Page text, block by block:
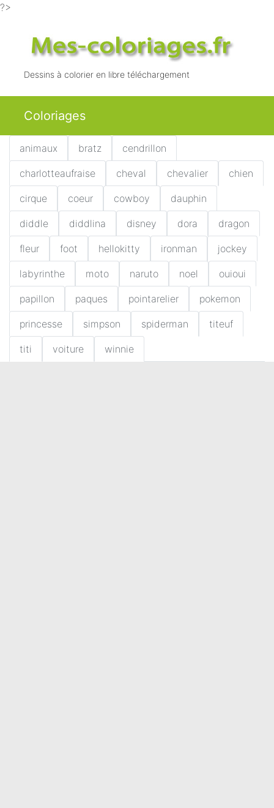
?>
Dessins à colorier en libre téléchargement
Coloriages
animaux bratz cendrillon
charlotteaufraise cheval chevalier chien
cirque coeur cowboy dauphin
diddle diddlina disney dora dragon
fleur foot hellokitty ironman jockey
labyrinthe moto naruto noel ouioui
papillon paques pointarelier pokemon
princesse simpson spiderman titeuf
titi voiture winnie